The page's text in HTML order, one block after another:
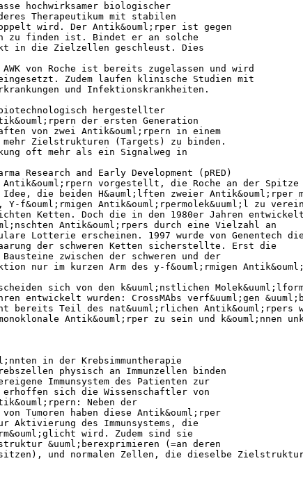
hochwirksamer biologischer
Therapeutikum mit stabilen
wird. Der Antik&ouml;rper ist gegen
zu finden ist. Bindet er an solche
in die Zielzellen geschleust. Dies
von Roche ist bereits zugelassen und wird
Zudem laufen klinische Studien mit
und Infektionskrankheiten.
hergestellter
der ersten Generation
von zwei Antik&ouml;rpern in einem
Zielstrukturen (Targets) zu binden.
oft mehr als ein Signalweg in
Research and Early Development (pRED)
vorgestellt, die Roche an der Spitze
die beiden H&auml;lften zweier Antik&ouml;rper
f&ouml;rmigen Antik&ouml;rpermolek&uuml;l zu
Ketten. Doch die in den 1980er Jahren
Antik&ouml;rpers durch eine Vielzahl an
Lotterie erscheinen. 1997 wurde von Genentech die
der schweren Ketten sicherstellte. Erst die
zwischen der schweren und der
nur im kurzen Arm des y-f&ouml;rmigen
sich von den k&uuml;nstlichen
entwickelt wurden: CrossMAbs verf&uuml;gen
bereits Teil des nat&uuml;rlichen Antik&ouml;rpers
Antik&ouml;rper zu sein und k&ouml;nnen
in der Krebsimmuntherapie
physisch an Immunzellen binden
Immunsystem des Patienten zur
sich die Wissenschaftler von
Neben der
Tumoren haben diese Antik&ouml;rper
des Immunsystems, die
wird. Zudem sind sie
&uuml;berexprimieren (=an deren
sitzen), und normalen Zellen, die dieselbe Zielstruktur